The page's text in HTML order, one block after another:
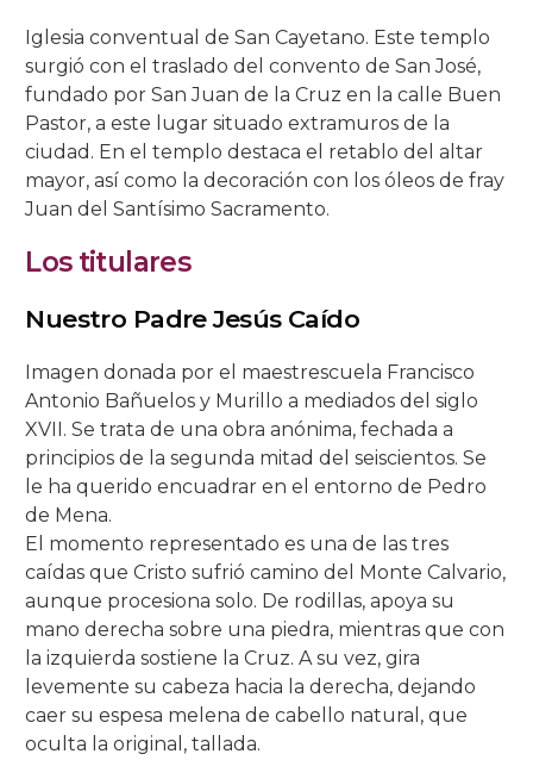
Salón Rojo
Salas de las Pinturas
Patio de las Rejas
Patio de los Gatos
Patio de los Jardineros
Patio de los Naranjos
Patio del Archivo
Patio del Pozo
Iglesia de Sto. Domingo de Silos
Presentación al Pueblo
Universitaria
La Piedad
Pasión
La Buena Muerte
La Caridad
La Sagrada Cena
Las Angustias
La Expiración
La Soledad
Los Dolores
C/ San Basilio, 14.
C/ San Basilio, 22.
C/ San Basilio, 44 (antes 50).
C/ Maese Luis, 9.
C/ Siete Revueltas, 1
C/ Tinte, 9.
C/ Pastora, 2.
C/ Pozanco, 21.
C/ San Juan de Palomares, 11.
C/ Tafures, 2.
C/ Trueque, 4.
C/ Zarco, 15.
Iglesia conventual de San Cayetano. Este templo
surgió con el traslado del convento de San José,
fundado por San Juan de la Cruz en la calle Buen
Pastor, a este lugar situado extramuros de la
ciudad. En el templo destaca el retablo del altar
mayor, así como la decoración con los óleos de fray
Juan del Santísimo Sacramento.
Los titulares
Nuestro Padre Jesús Caído
Imagen donada por el maestrescuela Francisco
Antonio Bañuelos y Murillo a mediados del siglo
XVII. Se trata de una obra anónima, fechada a
principios de la segunda mitad del seiscientos. Se
le ha querido encuadrar en el entorno de Pedro
de Mena.
El momento representado es una de las tres
caídas que Cristo sufrió camino del Monte Calvario,
aunque procesiona solo. De rodillas, apoya su
mano derecha sobre una piedra, mientras que con
la izquierda sostiene la Cruz. A su vez, gira
levemente su cabeza hacia la derecha, dejando
caer su espesa melena de cabello natural, que
oculta la original, tallada.